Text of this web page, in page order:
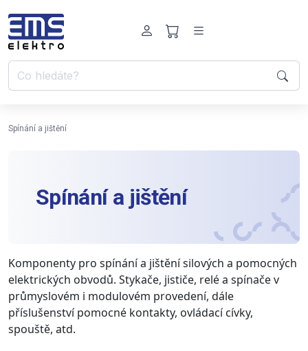
Spínání a jištění
Spínání a jištění
Komponenty pro spínání a jištění silových a pomocných
elektrických obvodů. Stykače, jističe, relé a spínače v
průmyslovém i modulovém provedení, dále
příslušenství pomocné kontakty, ovládací cívky,
spouště, atd.